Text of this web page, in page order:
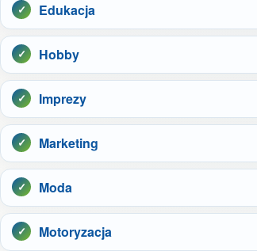
Edukacja
Hobby
Imprezy
Marketing
Moda
Motoryzacja